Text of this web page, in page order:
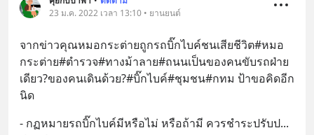
23 ม.ค. 2022 เวลา 13:10 • ยานยนต์
จากข่าวคุณหมอกระต่ายถูกรถบิ๊กไบค์ชนเสียชีวิต#หมอ
กระต่าย#ตำรวจ#ทางม้าลาย#ถนนเป็นของคนขับรถฝ่าย
เดียว?ของคนเดินด้วย?#บิ๊กไบค์#ชุมชน#กทม ป้าขอคิดอีก
นิด
- กฏหมายรถบิ๊กไบค์มีหรือไม่ หรือถ้ามี ควรชำระปรับป